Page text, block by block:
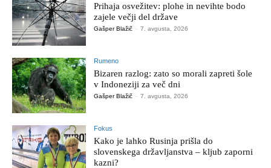
Prihaja osvežitev: plohe in nevihte bodo
zajele večji del države
Gašper Blažič - 7. avgusta, 2026
Rumeno
Bizaren razlog: zato so morali zapreti šole
v Indoneziji za več dni
Gašper Blažič - 7. avgusta, 2026
Fokus
Kako je lahko Rusinja prišla do
slovenskega državljanstva – kljub zaporni
kazni?